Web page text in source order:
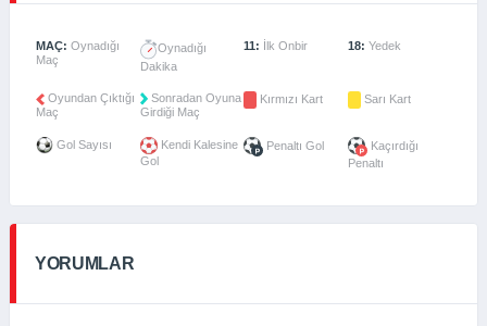
MAÇ: Oynadığı
Maç
Oynadığı
Dakika
11: İlk Onbir 18: Yedek
Oyundan Çıktığı
Maç
Sonradan Oyuna
Girdiği Maç
Kırmızı Kart Sarı Kart
Gol Sayısı
Kendi Kalesine
Gol
Penaltı Gol
Kaçırdığı
Penaltı
YORUMLAR